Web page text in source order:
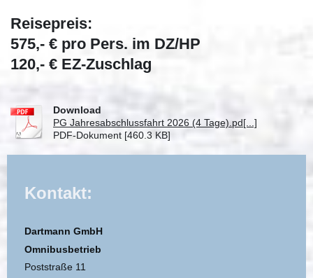
Reisepreis:
575,- € pro Pers. im DZ/HP
120,- € EZ-Zuschlag
Download
PG Jahresabschlussfahrt 2026 (4 Tage).pd[...]
PDF-Dokument [460.3 KB]
Kontakt:
Dartmann GmbH
Omnibusbetrieb
Poststraße 11